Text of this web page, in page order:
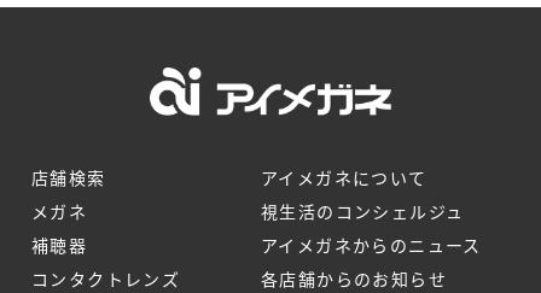
店舗検索
メガネ
補聴器
コンタクトレンズ
アイメガネについて
視生活のコンシェルジュ
アイメガネからのニュース
各店舗からのお知らせ